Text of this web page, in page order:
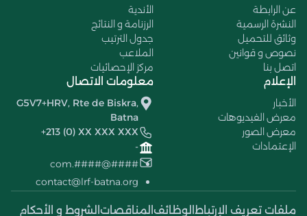
عن الرابطة
النشرة الرسمية
وثائق للتحميل
نصوص و قوانين
اتصل بنا
الأندية
الرزنامة و النتائج
جدول الترتيب
الملاعب
مركز الإحصائيات
الإعلام
الأخبار
معرض الفيديوهات
معرض الصور
الإعتمادات
معلومات الاتصال
G5V7+HRV, Rte de Biskra,
Batna
+213 (0) XX XXX XXX
-
####@####.com
contact@lrf-batna.org
ملفات تعريف الإرتباط الوظائف المناقصات الشروط و الأحكام